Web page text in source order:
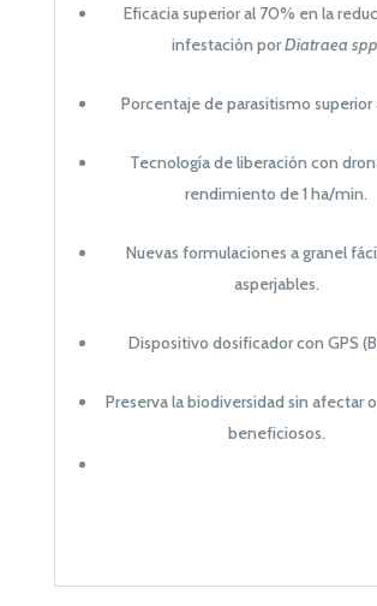
Eficacia superior al 70% en la
infestación porDiatraea
Porcentaje de parasitismo superior
Tecnología de liberación con
rendimiento de 1 ha/min.
Nuevas formulaciones a granel
asperjables.
Dispositivo dosificador con GPS
Preserva la biodiversidad sin afectar
beneficiosos.